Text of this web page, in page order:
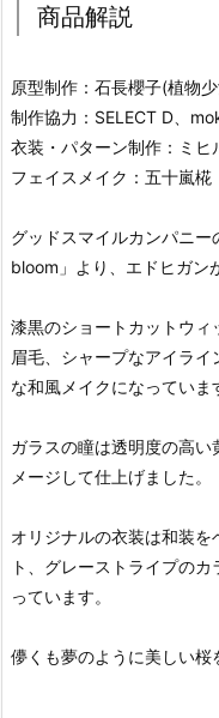
商品解説
原型制作：石長櫻子(植物
制作協力：SELECT D、
衣装・パターン制作：ミヒ
フェイスメイク：五十嵐椛
グッドスマイルカンパニ
bloom」より、エドヒガン
漆黒のショートカットウ
眉毛、シャープなアイラ
な和風メイクになっていま
ガラスの瞳は透明度の高
メージして仕上げました。
オリジナルの衣装は和装
ト、グレーストライプの
っています。
儚くも夢のように美しい桜